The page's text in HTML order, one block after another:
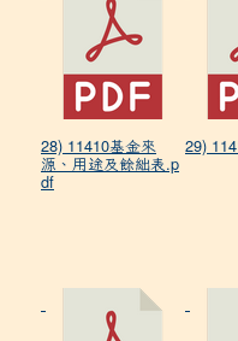
28) 11410基金來
源、用途及餘絀表.p
df
29)